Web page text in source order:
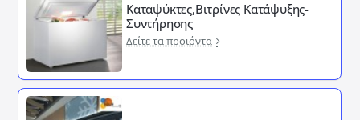
Καταψύκτες,Βιτρίνες Κατάψυξης-
Συντήρησης
Δείτε τα προιόντα